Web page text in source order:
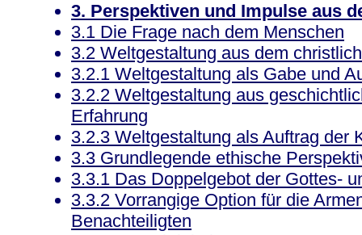
3. Perspektiven und Impulse aus
3.1 Die Frage nach dem Menschen
3.2 Weltgestaltung aus dem
3.2.1 Weltgestaltung als Gabe und
3.2.2 Weltgestaltung aus
Erfahrung
3.2.3 Weltgestaltung als Auftrag der
3.3 Grundlegende ethische
3.3.1 Das Doppelgebot der Gottes-
3.3.2 Vorrangige Option für die
Benachteiligten